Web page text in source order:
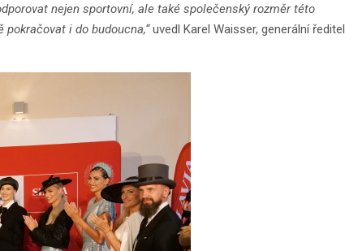
nejen sportovní, ale také společenský rozměr této
i do budoucna,“uvedl Karel Waisser, generální ředitel